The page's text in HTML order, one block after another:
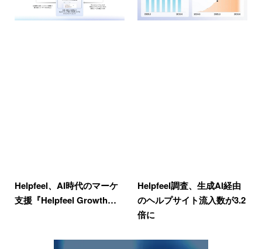
Helpfeel、AI時代のマーケ
支援『Helpfeel Growth…
Helpfeel調査、生成AI経由
のヘルプサイト流入数が3.2
倍に